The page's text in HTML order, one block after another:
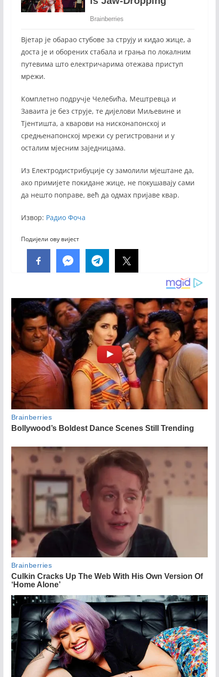
Вјетар је обарао стубове за струју и кидао жице, а
доста је и оборених стабала и грања по локалним
путевима што електричарима отежава приступ
мрежи.
Комплетно подручје Челебића, Мештревца и
Заваита је без струје, те дијелови Миљевине и
Тјентишта, а кварови на нисконапонској и
средњенапонској мрежи су регистровани и у
осталим мјесним заједницама.
Из Електродистрибуције су замолили мјештане да,
ако примијете покидане жице, не покушавају сами
да нешто поправе, већ да одмах пријаве квар.
Извор: Радио Фоча
Подијели ову вијест